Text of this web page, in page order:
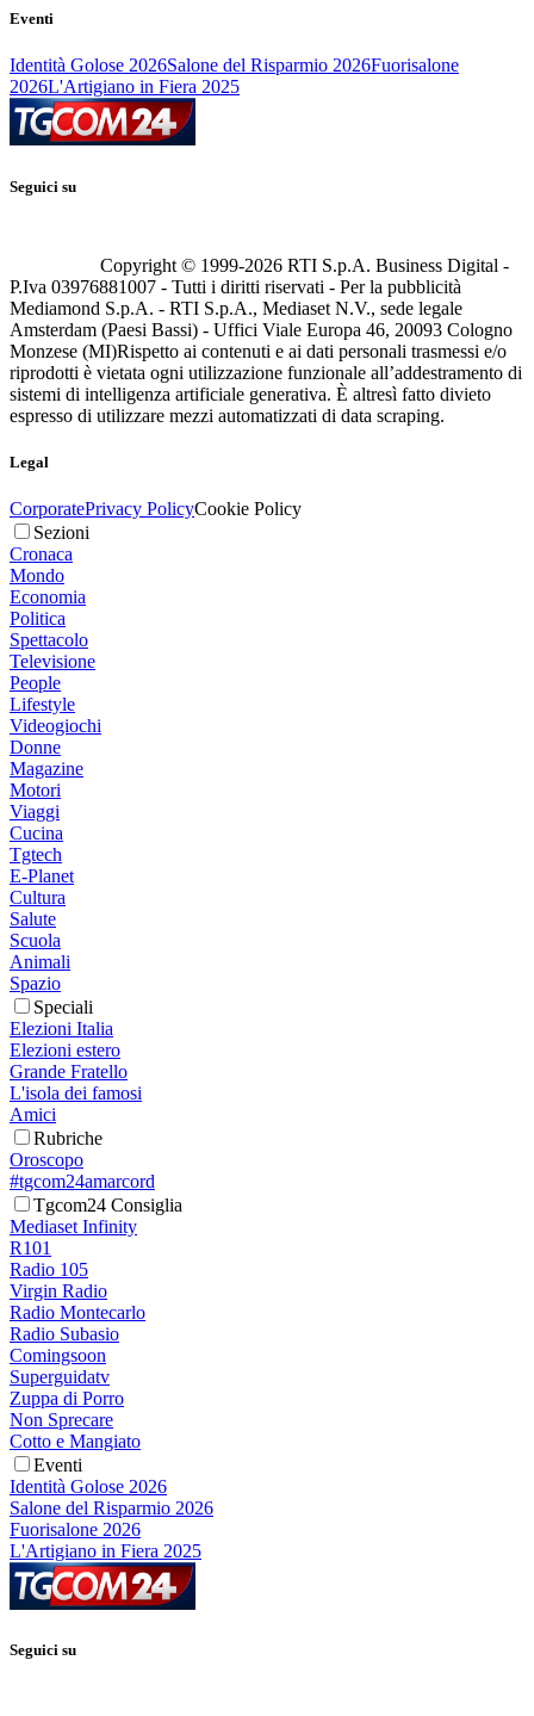
Eventi
Identità Golose 2026Salone del Risparmio 2026Fuorisalone
2026L'Artigiano in Fiera 2025
Seguici su
Copyright © 1999-2026 RTI S.p.A. Business Digital -
P.Iva 03976881007 - Tutti i diritti riservati - Per la pubblicità
Mediamond S.p.A. - RTI S.p.A., Mediaset N.V., sede legale
Amsterdam (Paesi Bassi) - Uffici Viale Europa 46, 20093 Cologno
Monzese (MI)Rispetto ai contenuti e ai dati personali trasmessi e/o
riprodotti è vietata ogni utilizzazione funzionale all’addestramento di
sistemi di intelligenza artificiale generativa. È altresì fatto divieto
espresso di utilizzare mezzi automatizzati di data scraping.
Legal
CorporatePrivacy PolicyCookie Policy
Sezioni
Cronaca
Mondo
Economia
Politica
Spettacolo
Televisione
People
Lifestyle
Videogiochi
Donne
Magazine
Motori
Viaggi
Cucina
Tgtech
E-Planet
Cultura
Salute
Scuola
Animali
Spazio
Speciali
Elezioni Italia
Elezioni estero
Grande Fratello
L'isola dei famosi
Amici
Rubriche
Oroscopo
#tgcom24amarcord
Tgcom24 Consiglia
Mediaset Infinity
R101
Radio 105
Virgin Radio
Radio Montecarlo
Radio Subasio
Comingsoon
Superguidatv
Zuppa di Porro
Non Sprecare
Cotto e Mangiato
Eventi
Identità Golose 2026
Salone del Risparmio 2026
Fuorisalone 2026
L'Artigiano in Fiera 2025
Seguici su